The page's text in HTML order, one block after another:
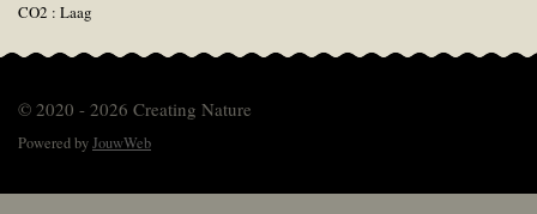
CO2 : Laag
© 2020 - 2026 Creating Nature
Powered byJouwWeb